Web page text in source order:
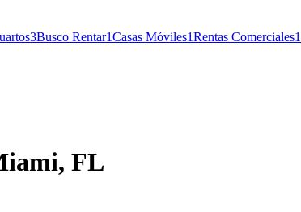
3Busco Rentar1Casas Móviles1Rentas Comerciales1
FL